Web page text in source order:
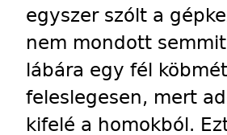
egyszer szólt a
nem mondott
lábára egy fél
feleslegesen, mert
kifelé a homokból.